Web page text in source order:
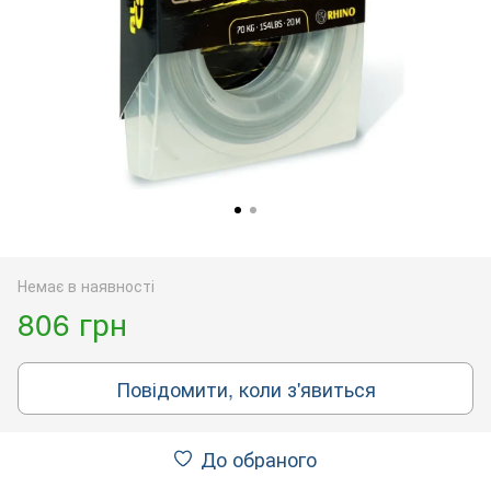
Немає в наявності
806 грн
Повідомити, коли з'явиться
До обраного